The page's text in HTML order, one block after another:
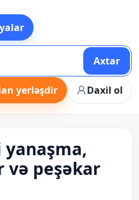
Axtar
yerləşdir Daxil ol
yanaşma,
və peşəkar